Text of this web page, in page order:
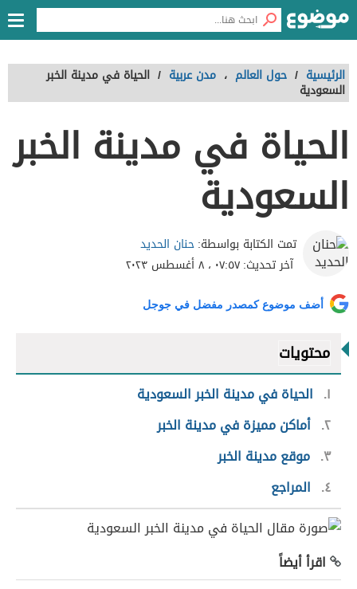
الرئيسية / حول العالم ، مدن عربية / الحياة في مدينة الخبر
السعودية
الحياة في مدينة الخبر
السعودية
تمت الكتابة بواسطة:حنان الحديد
آخر تحديث:٠٧:٥٧ ، ٨ أغسطس ٢٠٢٣
أضف موضوع كمصدر مفضل في جوجل
محتويات
١
الحياة في مدينة الخبر السعودية
٢ أماكن مميزة في مدينة الخبر
٣ موقع مدينة الخبر
٤
المراجع
اقرأ أيضاً